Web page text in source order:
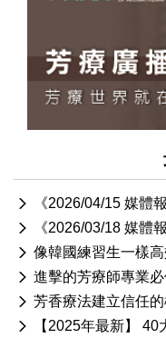
《2026/04/15 媒體
《2026/03/18 媒體
像韓國練習生一樣
進擊的芳療師專業
芳香療法建立信任
【2025年最新】 40